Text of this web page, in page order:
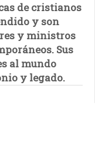
de cristianos
y son
y ministros
Sus
al mundo
y legado.